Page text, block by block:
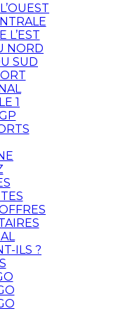
L’EST
NORD
SUD
1
ILS ?